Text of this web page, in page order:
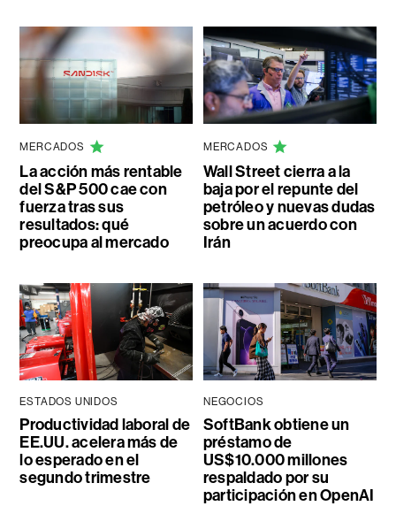
MERCADOS
La acción más rentable
del S&P 500 cae con
fuerza tras sus
resultados: qué
preocupa al mercado
MERCADOS
Wall Street cierra a la
baja por el repunte del
petróleo y nuevas dudas
sobre un acuerdo con
Irán
ESTADOS UNIDOS
Productividad laboral de
EE.UU. acelera más de
lo esperado en el
segundo trimestre
NEGOCIOS
SoftBank obtiene un
préstamo de
US$10.000 millones
respaldado por su
participación en OpenAI